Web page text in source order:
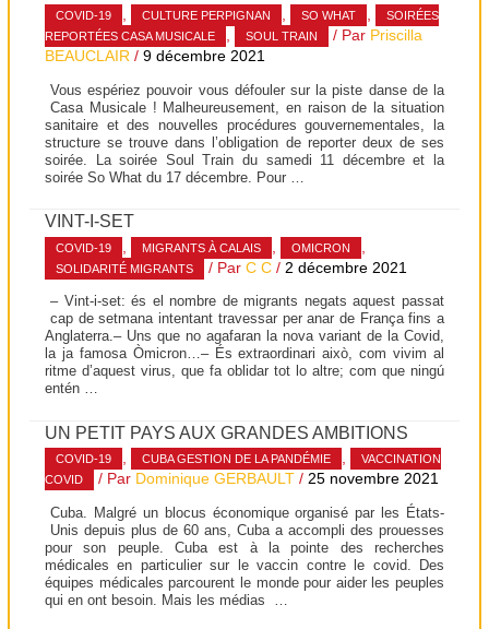
COVID-19 CULTURE PERPIGNAN SO WHAT
SOIRÉES
REPORTÉES CASA MUSICALE
SOUL TRAIN / Par Priscilla
BEAUCLAIR /9 décembre 2021
Vous espériez pouvoir vous défouler sur la piste danse de la
Casa Musicale ! Malheureusement, en raison de la situation
sanitaire et des nouvelles procédures gouvernementales, la
structure se trouve dans l’obligation de reporter deux de ses
soirée. La soirée Soul Train du samedi 11 décembre et la
soirée So What du 17 décembre. Pour …
VINT-I-SET
COVID-19 MIGRANTS À CALAIS OMICRON
SOLIDARITÉ MIGRANTS / ParC C / 2 décembre 2021
– Vint-i-set: és el nombre de migrants negats aquest passat
cap de setmana intentant travessar per anar de França fins a
Anglaterra.– Uns que no agafaran la nova variant de la Covid,
la ja famosa Òmicron…– És extraordinari això, com vivim al
ritme d’aquest virus, que fa oblidar tot lo altre; com que ningú
entén …
UN PETIT PAYS AUX GRANDES AMBITIONS
COVID-19 , CUBA GESTION DE LA PANDÉMIE ,
VACCINATION
COVID
/ Par Dominique GERBAULT /25 novembre 2021
Cuba. Malgré un blocus économique organisé par les États-
Unis depuis plus de 60 ans, Cuba a accompli des prouesses
pour son peuple. Cuba est à la pointe des recherches
médicales en particulier sur le vaccin contre le covid. Des
équipes médicales parcourent le monde pour aider les peuples
qui en ont besoin. Mais les médias …